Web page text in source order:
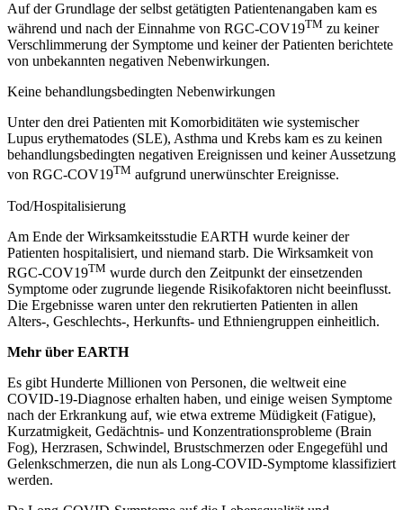
Auf der Grundlage der selbst getätigten Patientenangaben kam es
während und nach der Einnahme von RGC-COV19TM zu keiner
Verschlimmerung der Symptome und keiner der Patienten berichtete
von unbekannten negativen Nebenwirkungen.
Keine behandlungsbedingten Nebenwirkungen
Unter den drei Patienten mit Komorbiditäten wie systemischer
Lupus erythematodes (SLE), Asthma und Krebs kam es zu keinen
behandlungsbedingten negativen Ereignissen und keiner Aussetzung
von RGC-COV19TM aufgrund unerwünschter Ereignisse.
Tod/Hospitalisierung
Am Ende der Wirksamkeitsstudie EARTH wurde keiner der
Patienten hospitalisiert, und niemand starb. Die Wirksamkeit von
RGC-COV19TM wurde durch den Zeitpunkt der einsetzenden
Symptome oder zugrunde liegende Risikofaktoren nicht beeinflusst.
Die Ergebnisse waren unter den rekrutierten Patienten in allen
Alters-, Geschlechts-, Herkunfts- und Ethniengruppen einheitlich.
Mehr über EARTH
Es gibt Hunderte Millionen von Personen, die weltweit eine
COVID-19-Diagnose erhalten haben, und einige weisen Symptome
nach der Erkrankung auf, wie etwa extreme Müdigkeit (Fatigue),
Kurzatmigkeit, Gedächtnis- und Konzentrationsprobleme (Brain
Fog), Herzrasen, Schwindel, Brustschmerzen oder Engegefühl und
Gelenkschmerzen, die nun als Long-COVID-Symptome klassifiziert
werden.